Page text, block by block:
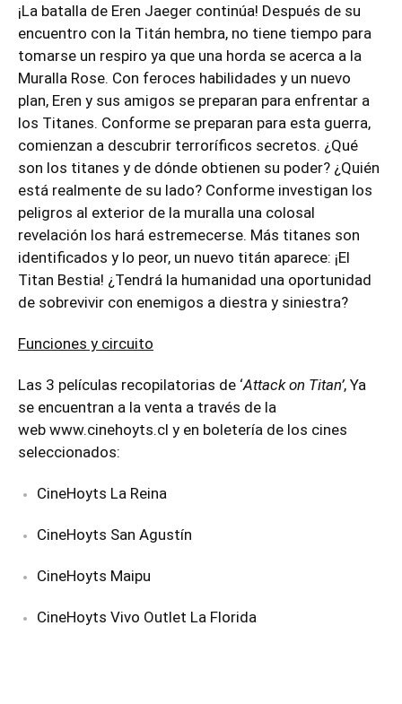
¡La batalla de Eren Jaeger continúa! Después de su
encuentro con la Titán hembra, no tiene tiempo para
tomarse un respiro ya que una horda se acerca a la
Muralla Rose. Con feroces habilidades y un nuevo
plan, Eren y sus amigos se preparan para enfrentar a
los Titanes. Conforme se preparan para esta guerra,
comienzan a descubrir terroríficos secretos. ¿Qué
son los titanes y de dónde obtienen su poder? ¿Quién
está realmente de su lado? Conforme investigan los
peligros al exterior de la muralla una colosal
revelación los hará estremecerse. Más titanes son
identificados y lo peor, un nuevo titán aparece: ¡El
Titan Bestia! ¿Tendrá la humanidad una oportunidad
de sobrevivir con enemigos a diestra y siniestra?
Funciones y circuito
Las 3 películas recopilatorias de ‘Attack on Titan’, Ya
se encuentran a la venta a través de la
web www.cinehoyts.cl y en boletería de los cines
seleccionados:
CineHoyts La Reina
CineHoyts San Agustín
CineHoyts Maipu
CineHoyts Vivo Outlet La Florida